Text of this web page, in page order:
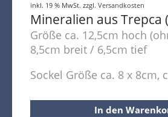
inkl. 19 % MwSt. zzgl. Versandkosten
Mineralien aus Trepca
Größe ca. 12,5cm hoch
8,5cm breit / 6,5cm tief
Sockel Größe ca. 8 x 8cm,
In den